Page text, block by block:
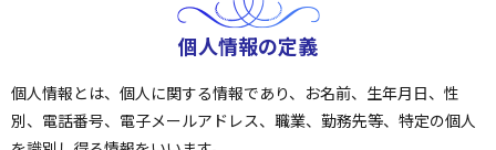
個人情報の定義
個人情報とは、個人に関する情報であり、お名前、生年月日、性
別、電話番号、電子メールアドレス、職業、勤務先等、特定の個人